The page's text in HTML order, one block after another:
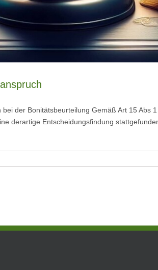
der Bonitätsbeurteilung Gemäß Art 15 Abs
derartige Entscheidungsfindung